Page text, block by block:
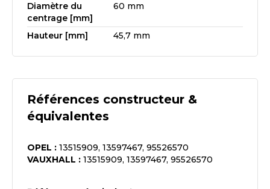
Diamètre du
centrage [mm]
60 mm
Hauteur [mm] 45,7 mm
Références constructeur &
équivalentes
OPEL : 13515909, 13597467, 95526570
VAUXHALL : 13515909, 13597467, 95526570